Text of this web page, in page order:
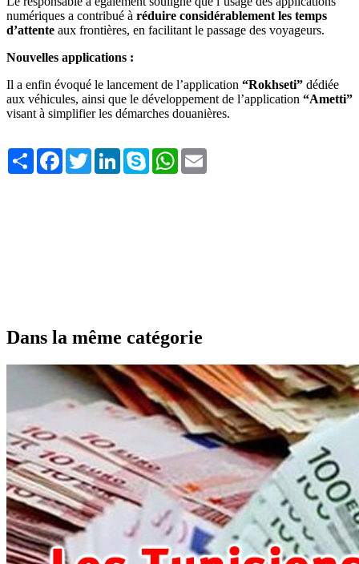
numériques a contribué à réduire considérablement les temps
d’attente aux frontières, en facilitant le passage des voyageurs.
Nouvelles applications :
Il a enfin évoqué le lancement de l’application “Rokhseti” dédiée
aux véhicules, ainsi que le développement de l’application “Ametti”
visant à simplifier les démarches douanières.
Share FacebookTwitterLinkedInSkype WhatsApp
Dans la même catégorie